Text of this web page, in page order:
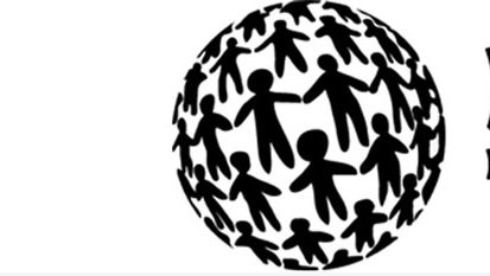
Damf
Deutschkurse Asyl